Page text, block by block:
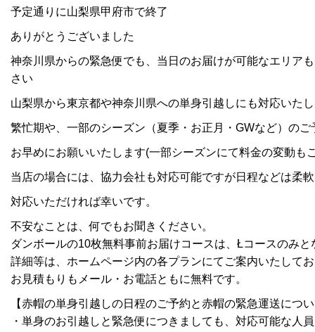
予定通りに山梨県甲府市で終了
ありがとうございました
神奈川県からの緊急便でも、当日のお届けが可能なエリア
さい
山梨県から東京都や神奈川県への単身引越しにも対応いた
繁忙期や、一部のシーズン（夏季・お正月・GWなど）のご
お早めにお願いいたします(一部シーズンにて料金の変動も
当店の場合には、協力会社も対応可能ですが日程などは柔
対応いただければ幸いです。
不安なことは、何でもお聞きください。
ダンボールの10枚無料事前お届けコースは、Łコースのみと
詳細等は、ホームページ内の各プランにてご案内いたして
お見積もりもメール・お電話ともに無料です。
【赤帽の単身引越しの日程のご予約と赤帽の緊急運送につ
・単身のお引越しと緊急便につきましても、対応可能な人